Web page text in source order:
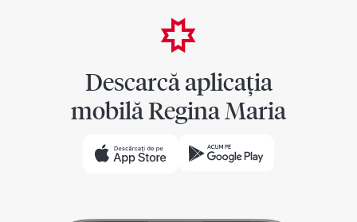
Descarcă aplicația
mobilă Regina Maria